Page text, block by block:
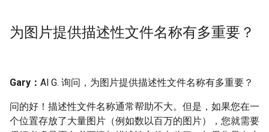
为图片提供描述性文件名称有多重要？
Gary： Al G. 询问，为图片提供描述性文件名称有多重要？
问的好！描述性文件名称通常帮助不大。但是，如果您在一
个位置存放了大量图片（例如数以百万的图片），您就需要